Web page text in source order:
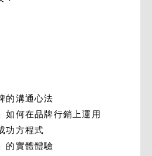
的溝通心法
如何在品牌行銷上運用
功方程式
的實體體驗